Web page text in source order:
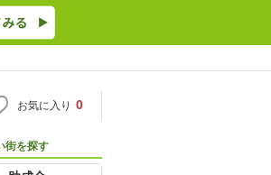
お気に入り 0
街を探す